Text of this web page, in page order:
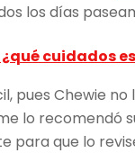
los días
cuidados
pues Chewie
lo recomendó
que lo